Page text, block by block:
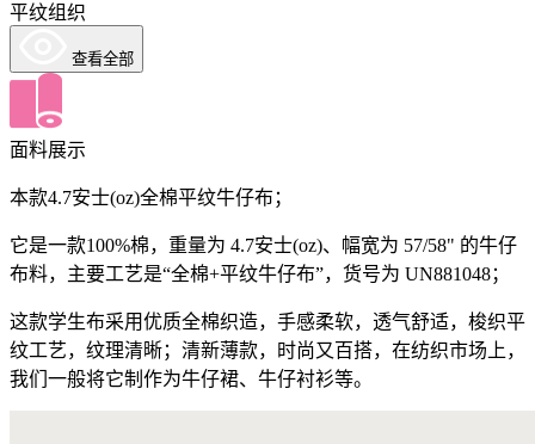
平纹组织
查看全部
面料展示
本款4.7安士(oz)全棉平纹牛仔布；
它是一款100%棉，重量为 4.7安士(oz)、幅宽为 57/58" 的牛仔
布料，主要工艺是“全棉+平纹牛仔布”，货号为 UN881048；
这款学生布采用优质全棉织造，手感柔软，透气舒适，梭织平
纹工艺，纹理清晰；清新薄款，时尚又百搭，在纺织市场上，
我们一般将它制作为牛仔裙、牛仔衬衫等。